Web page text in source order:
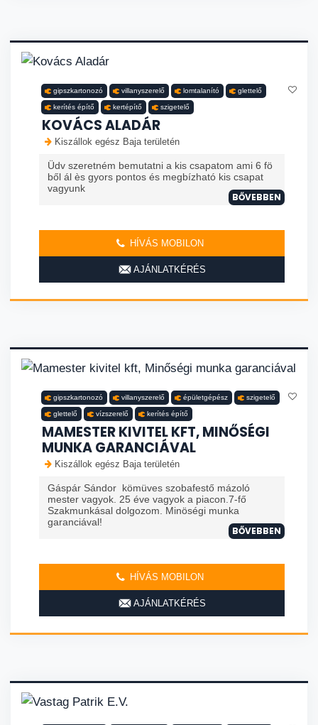
gipszkartonozó villanyszerelő lomtalanító glettelő
kerítés építő kertépítő szigetelő
KOVÁCS ALADÁR
Kiszállok egész Baja területén
Üdv szeretném bemutatni a kis csapatom ami 6 fö
ből ál ès gyors pontos és megbízható kis csapat
vagyunk
BŐVEBBEN
HÍVÁS MOBILON
AJÁNLATKÉRÉS
gipszkartonozó villanyszerelő épületgépész szigetelő
glettelő vízszerelő kerítés építő
MAMESTER KIVITEL KFT, MINŐSÉGI
MUNKA GARANCIÁVAL
Kiszállok egész Baja területén
Gáspár Sándor kömüves szobafestő mázoló
mester vagyok. 25 éve vagyok a piacon.7-fő
Szakmunkásal dolgozom. Minöségi munka
garanciával!
BŐVEBBEN
HÍVÁS MOBILON
AJÁNLATKÉRÉS